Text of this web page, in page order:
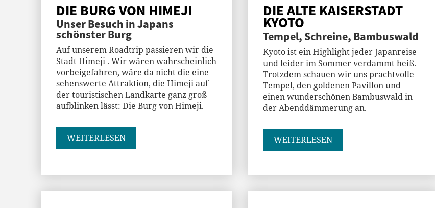
DIE BURG VON HIMEJI
Unser Besuch in Japans
schönster Burg
Auf unserem Roadtrip passieren wir die
Stadt Himeji . Wir wären wahrscheinlich
vorbeigefahren, wäre da nicht die eine
sehenswerte Attraktion, die Himeji auf
der touristischen Landkarte ganz groß
aufblinken lässt: Die Burg von Himeji.
WEITERLESEN
DIE ALTE KAISERSTADT
KYOTO
Tempel, Schreine, Bambuswald
Kyoto ist ein Highlight jeder Japanreise
und leider im Sommer verdammt heiß.
Trotzdem schauen wir uns prachtvolle
Tempel, den goldenen Pavillon und
einen wunderschönen Bambuswald in
der Abenddämmerung an.
WEITERLESEN